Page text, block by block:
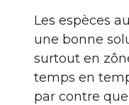
Les espèces
une bonne
surtout en
temps en
par contre